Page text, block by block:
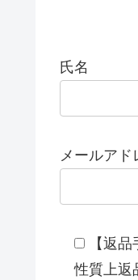
氏名
メールアド
【返
性質上返